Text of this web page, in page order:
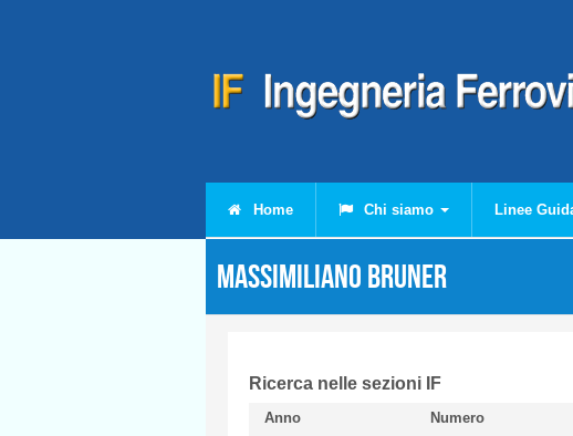
Home Chi siamo Linee
Massimiliano BRUNER
Ricerca nelle sezioni IF
Anno Numero